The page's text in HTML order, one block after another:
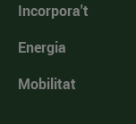
Incorpora't
Energia
Mobilitat